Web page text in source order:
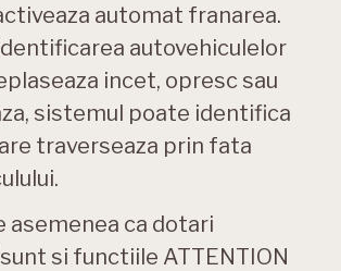
automat franarea.
autovehiculelor
incet, opresc sau
sistemul poate identifica
traverseaza prin fata
asemenea ca dotari
si functiile ATTENTION